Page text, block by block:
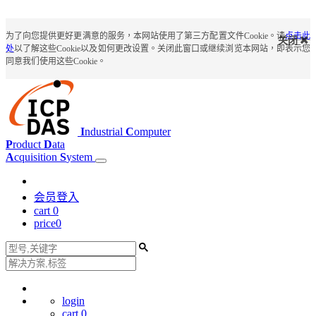
为了向您提供更好更满意的服务，本网站使用了第三方配置文件Cookie。请点击此
处以了解这些Cookie以及如何更改设置。关闭此窗口或继续浏览本网站，即表示您
同意我们使用这些Cookie。
关闭
Industrial Computer
Product Data
Acquisition System
会员登入
cart 0
price0
login
cart 0